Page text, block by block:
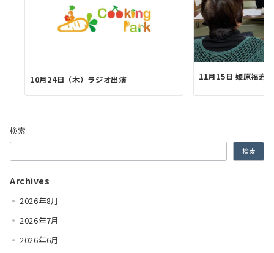
10月24日（木）ラジオ出演 11月15日 姫原福寿
検索
検索
Archives
2026年8月
2026年7月
2026年6月